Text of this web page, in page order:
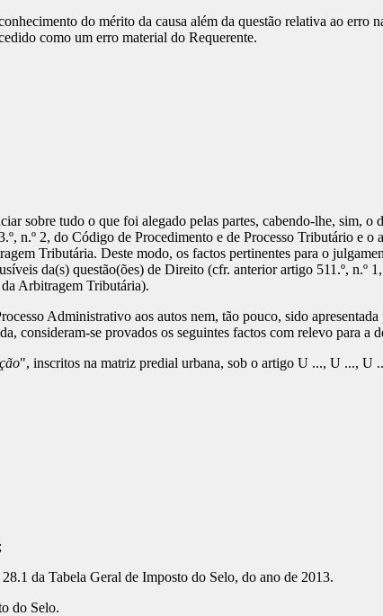
do mérito da causa além da questão relativa ao erro
como um erro material do Requerente.
sobre tudo o que foi alegado pelas partes, cabendo-lhe, sim, o
n.º 2, do Código de Procedimento e de Processo Tributário e o
Tributária. Deste modo, os factos pertinentes para o
da(s) questão(ões) de Direito (cfr. anterior artigo 511.º, n.º
Arbitragem Tributária).
Administrativo aos autos nem, tão pouco, sido
consideram-se provados os seguintes factos com relevo para a
", inscritos na matriz predial urbana, sob o artigo U ..., U ..., U
da Tabela Geral de Imposto do Selo, do ano de 2013.
do Selo.